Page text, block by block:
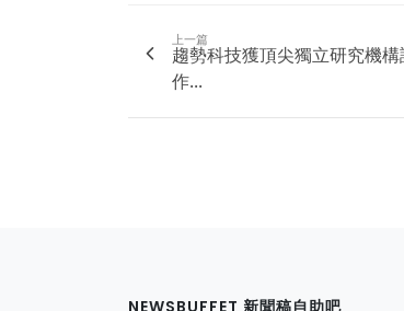
上一篇
趨勢科技獲頂尖獨立研究機
作...
NEWSBUFFET 新聞稿自助吧